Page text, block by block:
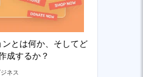
とは何か、そしてど
成するか？
ジネス